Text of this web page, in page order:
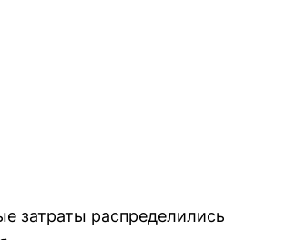
затраты распределились